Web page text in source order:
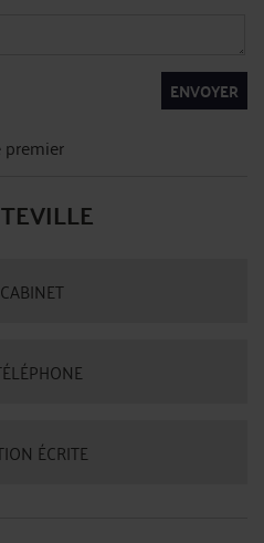
ENVOYER
premier
ÉCRITE